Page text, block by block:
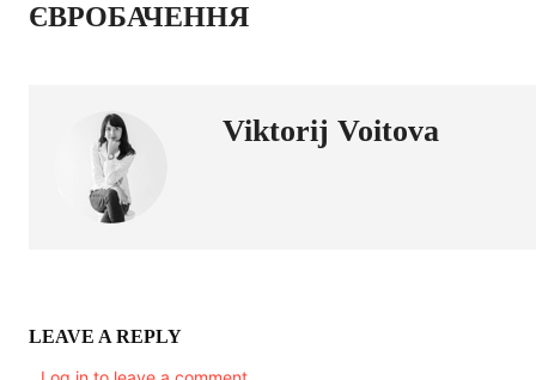
ЄВРОБАЧЕННЯ
Viktorij Voitova
LEAVE A REPLY